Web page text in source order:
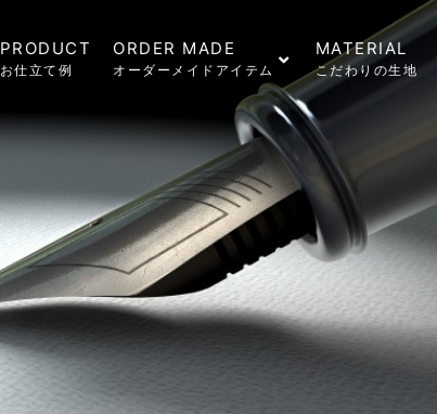
PRODUCT
お仕立て例
ORDER MADE
オーダーメイドアイテム
MATERIAL
こだわりの生地